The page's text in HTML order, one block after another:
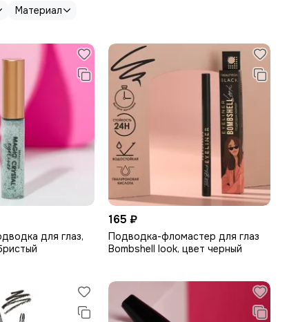
Материал
для глаз,
165 ₽
Подводка-фломастер для глаз
Bombshell look, цвет черный